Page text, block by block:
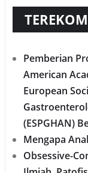
Pemberian
American
European
(ESPGHAN)
Mengapa
Obsessive-